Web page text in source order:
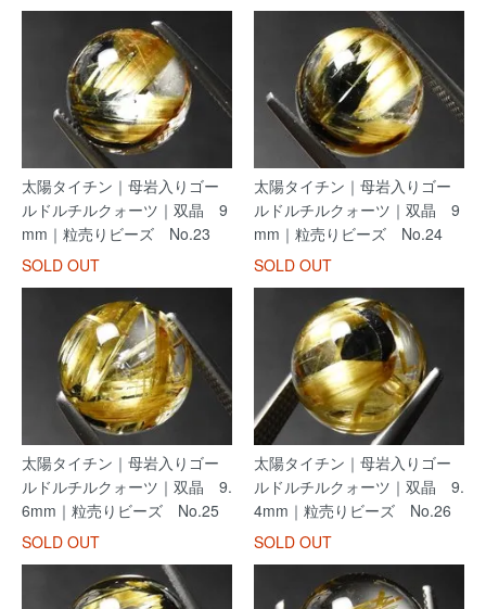
太陽タイチン｜母岩入りゴー
ルドルチルクォーツ｜双晶 9
mm｜粒売りビーズ No.23
SOLD OUT
太陽タイチン｜母岩入りゴー
ルドルチルクォーツ｜双晶 9
mm｜粒売りビーズ No.24
SOLD OUT
太陽タイチン｜母岩入りゴー
ルドルチルクォーツ｜双晶 9.
6mm｜粒売りビーズ No.25
SOLD OUT
太陽タイチン｜母岩入りゴー
ルドルチルクォーツ｜双晶 9.
4mm｜粒売りビーズ No.26
SOLD OUT